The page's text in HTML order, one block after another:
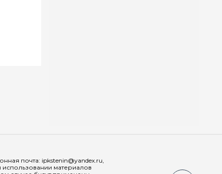
почта: ipkstenin@yandex.ru,
материалов